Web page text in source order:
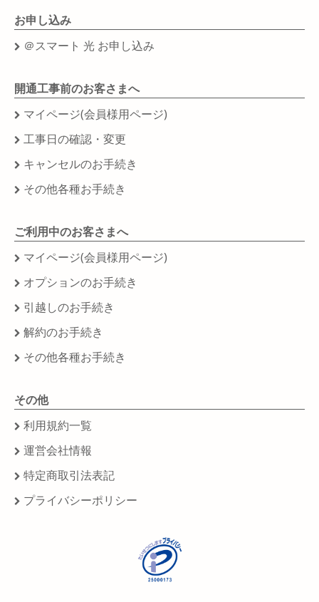
お申し込み
＠スマート 光 お申し込み
開通工事前のお客さまへ
マイページ(会員様用ページ)
工事日の確認・変更
キャンセルのお手続き
その他各種お手続き
ご利用中のお客さまへ
マイページ(会員様用ページ)
オプションのお手続き
引越しのお手続き
解約のお手続き
その他各種お手続き
その他
利用規約一覧
運営会社情報
特定商取引法表記
プライバシーポリシー